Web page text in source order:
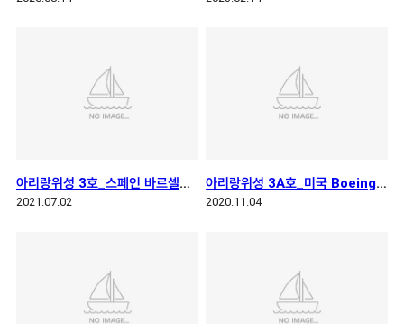
아리랑위성 3호_스페인 바르셀로나
2021.07.02
아리랑위성 3A호_미국 Boeing 본사
2020.11.04